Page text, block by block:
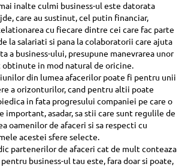
inalte culmi business-ul este datorata
care au sustinut, cel putin financiar,
cu fiecare dintre cei care fac parte
la salariati si pana la colaboratorii care ajuta
a business-ului, presupune manevrarea unor
in mod natural de oricine.
din lumea afacerilor poate fi pentru unii
a orizonturilor, cand pentru altii poate
in fata progresului companiei pe care o
important, asadar, sa stii care sunt regulile de
oamenilor de afaceri si sa respecti cu
acestei sfere selecte.
partenerilor de afaceri cat de mult conteaza
business-ul tau este, fara doar si poate,